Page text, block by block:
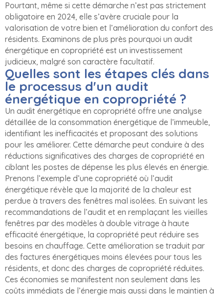
Pourtant, même si cette démarche n’est pas strictement
obligatoire en 2024, elle s’avère cruciale pour la
valorisation de votre bien et l’amélioration du confort des
résidents. Examinons de plus près pourquoi un audit
énergétique en copropriété est un investissement
judicieux, malgré son caractère facultatif.
Quelles sont les étapes clés dans
le processus d'un audit
énergétique en copropriété ?
Un audit énergétique en copropriété offre une analyse
détaillée de la consommation énergétique de l’immeuble,
identifiant les inefficacités et proposant des solutions
pour les améliorer. Cette démarche peut conduire à des
réductions significatives des charges de copropriété en
ciblant les postes de dépense les plus élevés en énergie.
Prenons l’exemple d’une copropriété où l’audit
énergétique révèle que la majorité de la chaleur est
perdue à travers des fenêtres mal isolées. En suivant les
recommandations de l’audit et en remplaçant les vieilles
fenêtres par des modèles à double vitrage à haute
efficacité énergétique, la copropriété peut réduire ses
besoins en chauffage. Cette amélioration se traduit par
des factures énergétiques moins élevées pour tous les
résidents, et donc des charges de copropriété réduites.
Ces économies se manifestent non seulement dans les
coûts immédiats de l’énergie mais aussi dans le maintien à